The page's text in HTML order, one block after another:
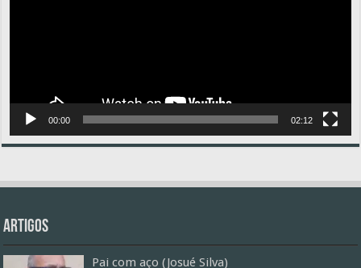
00:00 02:12
Artigos
Pai com aço (Josué Silva)